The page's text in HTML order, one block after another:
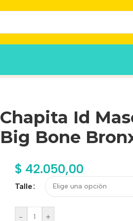
Chapita Id
Big Bone
$ 42.050,00
Talle
- +